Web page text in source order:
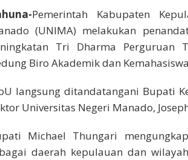
Pemerintah Kabupaten
(UNIMA) melakukan
Tri Dharma Perguruan
Biro Akademik dan
langsung ditandatangani Bupati
Universitas Negeri Manado,
Michael Thungari
daerah kepulauan dan